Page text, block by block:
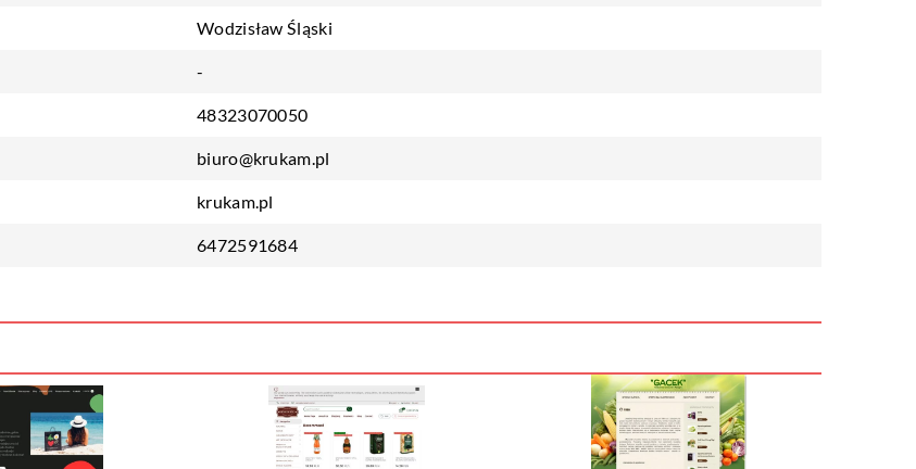
Wodzisław Śląski
-
48323070050
biuro@krukam.pl
krukam.pl
6472591684